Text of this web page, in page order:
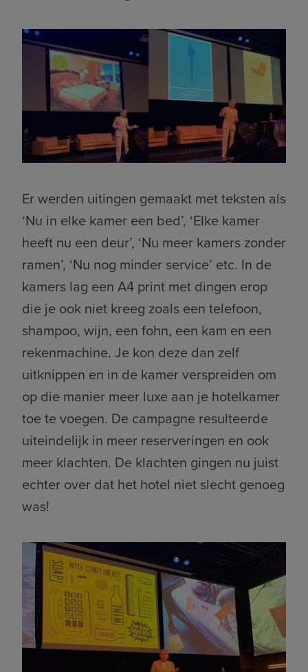
Er werden uitingen gemaakt met teksten als
‘Nu in elke kamer een bed’, ‘Elke kamer
heeft nu een deur’, ‘Nu meer kamers zonder
ramen’, ‘Nu nog minder service’ etc. In de
kamers lag een A4 print met dingen erop
die je ook niet kreeg zoals een telefoon,
shampoo, wijn, een fohn, een kam en een
rekenmachine. Je kon deze dan zelf
uitknippen en in de kamer verspreiden om
op die manier meer luxe aan je hotelkamer
toe te voegen. De campagne resulteerde
uiteindelijk in meer reserveringen en ook
meer klachten. De klachten gingen nu juist
echter over dat het hotel niet slecht genoeg
was!